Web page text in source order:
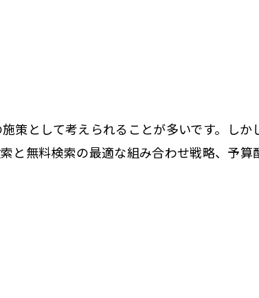
策として考えられることが多いです。し
と無料検索の最適な組み合わせ戦略、予